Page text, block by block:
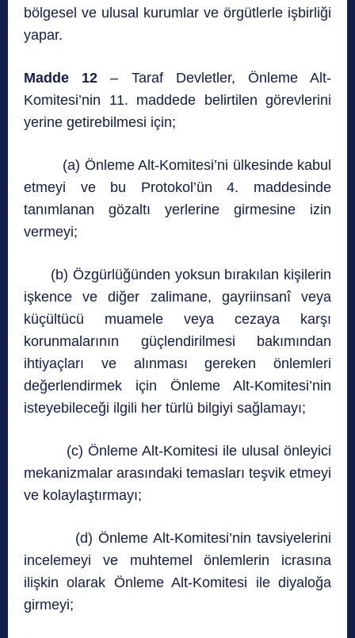
bölgesel ve ulusal kurumlar ve örgütlerle işbirliği
yapar.
Madde 12 – Taraf Devletler, Önleme Alt-
Komitesi’nin 11. maddede belirtilen görevlerini
yerine getirebilmesi için;
(a) Önleme Alt-Komitesi’ni ülkesinde kabul
etmeyi ve bu Protokol’ün 4. maddesinde
tanımlanan gözaltı yerlerine girmesine izin
vermeyi;
(b) Özgürlüğünden yoksun bırakılan kişilerin
işkence ve diğer zalimane, gayriinsanî veya
küçültücü muamele veya cezaya karşı
korunmalarının güçlendirilmesi bakımından
ihtiyaçları ve alınması gereken önlemleri
değerlendirmek için Önleme Alt-Komitesi’nin
isteyebileceği ilgili her türlü bilgiyi sağlamayı;
(c) Önleme Alt-Komitesi ile ulusal önleyici
mekanizmalar arasındaki temasları teşvik etmeyi
ve kolaylaştırmayı;
(d) Önleme Alt-Komitesi’nin tavsiyelerini
incelemeyi ve muhtemel önlemlerin icrasına
ilişkin olarak Önleme Alt-Komitesi ile diyaloğa
girmeyi;